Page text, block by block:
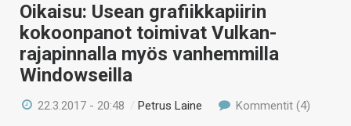
Oikaisu: Usean grafiikkapiirin
kokoonpanot toimivat Vulkan-
rajapinnalla myös vanhemmilla
Windowseilla
22.3.2017 - 20:48 / Petrus Laine Kommentit (4)